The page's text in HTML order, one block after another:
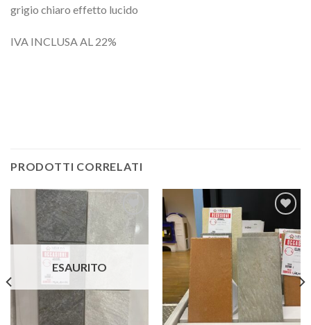
grigio chiaro effetto lucido
IVA INCLUSA AL 22%
PRODOTTI CORRELATI
Aggiungi
alla lista
dei
ESAURITO
Aggiungi
alla lista
dei
desideri